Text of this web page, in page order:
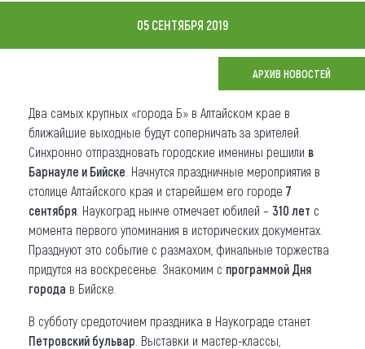
Карта
Что привезти (сувениры)
О регионе
Коллекция впечатлений
Другие рубрики
05 СЕНТЯБРЯ 2019
АРХИВ НОВОСТЕЙ
Два самых крупных «города Б» в Алтайском крае в
ближайшие выходные будут соперничать за зрителей.
Синхронно отпраздновать городские именины решили в
Барнауле и Бийске . Начнутся праздничные мероприятия в
столице Алтайского края и старейшем его городе 7
сентября . Наукоград нынче отмечает юбилей – 310 лет с
момента первого упоминания в исторических документах.
Празднуют это событие с размахом, финальные торжества
придутся на воскресенье. Знакомим с программой Дня
города в Бийске.
В субботу средоточием праздника в Наукограде станет
Петровский бульвар . Выставки и мастер-классы,